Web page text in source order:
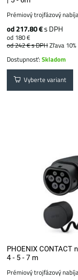
Prémiový trojfázový
od 217.80 €s DPH
od 180 €
od 242 €s DPHZľava 10%
Dostupnosť:Skladom
Vyberte variant
PHOENIX CONTACT
4 - 5 - 7 m
Prémiový trojfázový